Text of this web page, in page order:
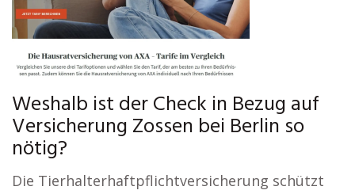
Weshalb ist der Check in Bezug auf
Versicherung Zossen bei Berlin so
nötig?
Die Tierhalterhaftpflichtversicherung schützt